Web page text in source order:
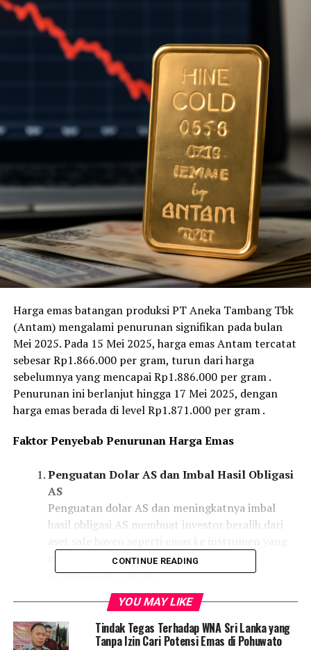
Harga emas batangan produksi PT Aneka Tambang Tbk
(Antam) mengalami penurunan signifikan pada bulan
Mei 2025. Pada 15 Mei 2025, harga emas Antam tercatat
sebesar Rp1.866.000 per gram, turun dari harga
sebelumnya yang mencapai Rp1.886.000 per gram .
Penurunan ini berlanjut hingga 17 Mei 2025, dengan
harga emas berada di level Rp1.871.000 per gram .
Faktor Penyebab Penurunan Harga Emas
Penguatan Dolar AS dan Imbal Hasil Obligasi
AS
Penguatan dolar AS dan meningkatnya imbal
hasil obligasi AS membuat investor beralih dari
memberikan return lebih tinggi, sehingga
menekan harga emas .
Optimisme Pasar terhadap Perdagangan
Kesepakatan antara Amerika Serikat dan
CONTINUE READING
YOU MAY LIKE
Tindak Tegas Terhadap WNA Sri Lanka yang
Tanpa Izin Cari Potensi Emas di Pohuwato